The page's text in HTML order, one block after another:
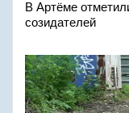
В Артёме
созидателей